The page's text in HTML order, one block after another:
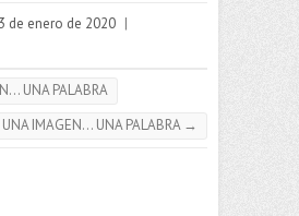
de enero de 2020 |
UNA PALABRA
UNA IMAGEN… UNA PALABRA →